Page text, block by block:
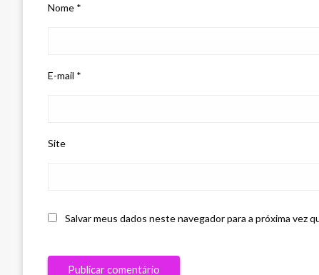
Nome *
E-mail *
Site
Salvar meus dados neste navegador para a próxima vez